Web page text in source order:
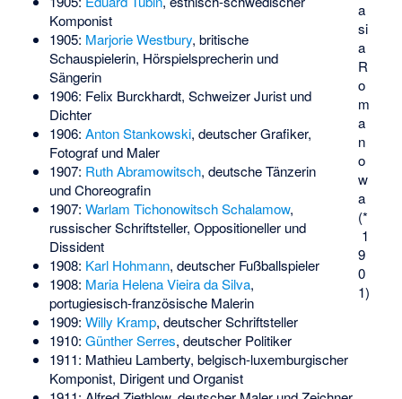
a
si
a
R
o
m
a
n
o
w
a
(*
1
9
0
1)
Komponist
1905: Marjorie Westbury, britische
Schauspielerin, Hörspielsprecherin und
Sängerin
1906: Felix Burckhardt, Schweizer Jurist und
Dichter
1906: Anton Stankowski, deutscher Grafiker,
Fotograf und Maler
1907: Ruth Abramowitsch, deutsche Tänzerin
und Choreografin
1907: Warlam Tichonowitsch Schalamow,
russischer Schriftsteller, Oppositioneller und
Dissident
1908: Karl Hohmann, deutscher Fußballspieler
1908: Maria Helena Vieira da Silva,
portugiesisch-französische Malerin
1909: Willy Kramp, deutscher Schriftsteller
1910: Günther Serres, deutscher Politiker
1911: Mathieu Lamberty, belgisch-luxemburgischer
Komponist, Dirigent und Organist